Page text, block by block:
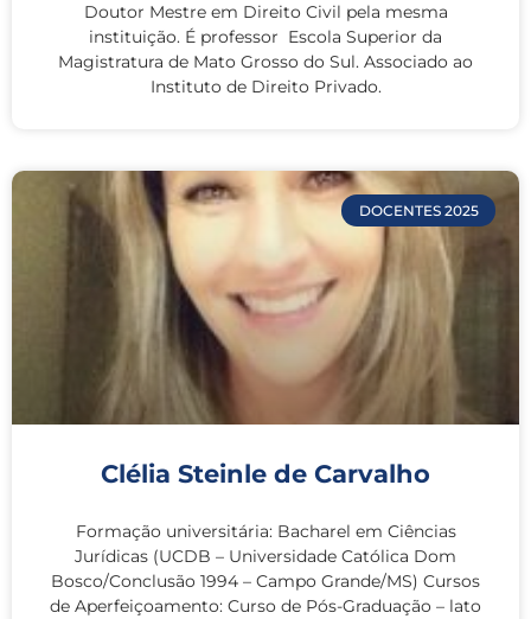
Doutor Mestre em Direito Civil pela mesma
instituição. É professor Escola Superior da
Magistratura de Mato Grosso do Sul. Associado ao
Instituto de Direito Privado.
DOCENTES 2025
Clélia Steinle de Carvalho
Formação universitária: Bacharel em Ciências
Jurídicas (UCDB – Universidade Católica Dom
Bosco/Conclusão 1994 – Campo Grande/MS) Cursos
de Aperfeiçoamento: Curso de Pós-Graduação – lato